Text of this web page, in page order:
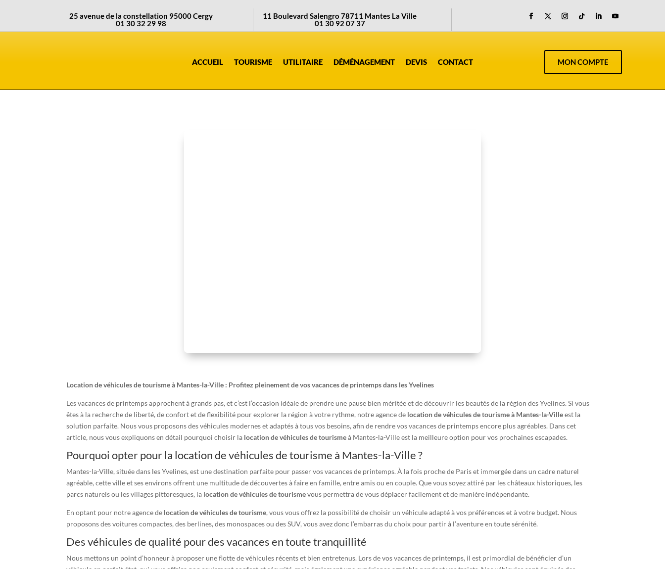
25 avenue de la constellation 95000 Cergy
01 30 32 29 98
11 Boulevard Salengro 78711 Mantes La Ville
01 30 92 07 37
ACCUEIL TOURISME UTILITAIRE DÉMÉNAGEMENT DEVIS CONTACT MON COMPTE
Location de véhicules de tourisme à Mantes-la-Ville : Profitez pleinement de vos vacances de printemps dans les Yvelines
Les vacances de printemps approchent à grands pas, et c’est l’occasion idéale de prendre une pause bien méritée et de découvrir les beautés de la région des Yvelines. Si vous
êtes à la recherche de liberté, de confort et de flexibilité pour explorer la région à votre rythme, notre agence de location de véhicules de tourisme à Mantes-la-Villeest la
solution parfaite. Nous vous proposons des véhicules modernes et adaptés à tous vos besoins, afin de rendre vos vacances de printemps encore plus agréables. Dans cet
article, nous vous expliquons en détail pourquoi choisir la location de véhicules de tourismeà Mantes-la-Ville est la meilleure option pour vos prochaines escapades.
Pourquoi opter pour la location de véhicules de tourisme à Mantes-la-Ville ?
Mantes-la-Ville, située dans les Yvelines, est une destination parfaite pour passer vos vacances de printemps. À la fois proche de Paris et immergée dans un cadre naturel
agréable, cette ville et ses environs offrent une multitude de découvertes à faire en famille, entre amis ou en couple. Que vous soyez attiré par les châteaux historiques, les
parcs naturels ou les villages pittoresques, la location de véhicules de tourismevous permettra de vous déplacer facilement et de manière indépendante.
En optant pour notre agence de location de véhicules de tourisme, vous vous offrez la possibilité de choisir un véhicule adapté à vos préférences et à votre budget. Nous
proposons des voitures compactes, des berlines, des monospaces ou des SUV, vous avez donc l’embarras du choix pour partir à l’aventure en toute sérénité.
Des véhicules de qualité pour des vacances en toute tranquillité
Nous mettons un point d’honneur à proposer une flotte de véhicules récents et bien entretenus. Lors de vos vacances de printemps, il est primordial de bénéficier d’un